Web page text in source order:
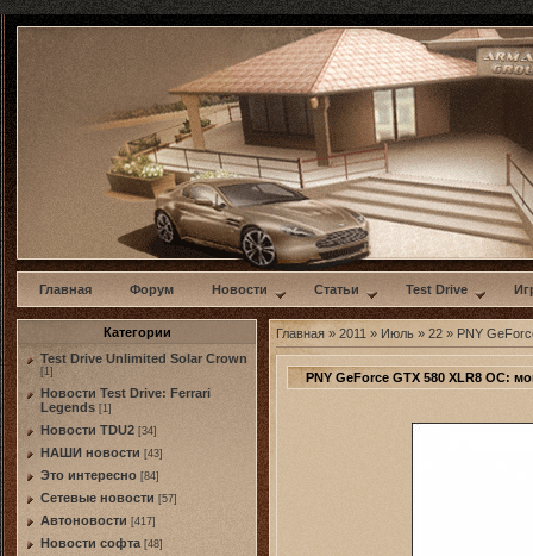
w
Главная Форум Новости Статьи Test Drive
Категории
Test Drive Unlimited Solar Crown
[1]
Новости Test Drive: Ferrari
Legends [1]
Новости TDU2 [34]
НАШИ новости [43]
Это интересно [84]
Сетевые новости [57]
Автоновости [417]
Новости софта [48]
Главная » 2011 » Июль » 22 » PNY
PNY GeForce GTX 580 XLR8 OC: